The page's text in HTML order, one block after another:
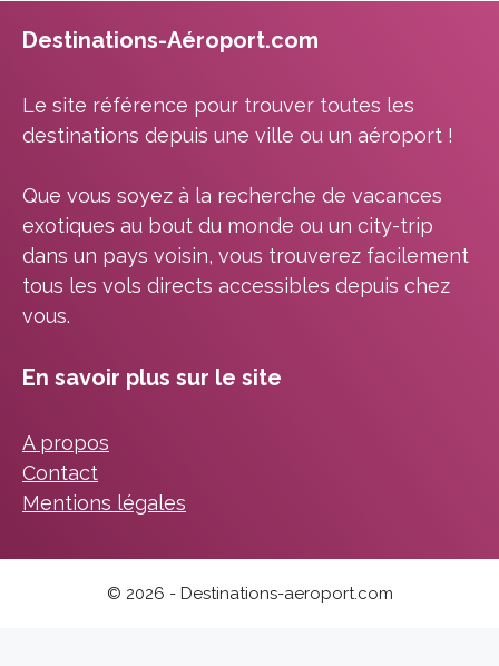
Destinations-Aéroport.com
Le site référence pour trouver toutes les
destinations depuis une ville ou un aéroport !
Que vous soyez à la recherche de vacances
exotiques au bout du monde ou un city-trip
dans un pays voisin, vous trouverez facilement
tous les vols directs accessibles depuis chez
vous.
En savoir plus sur le site
A propos
Contact
Mentions légales
© 2026 - Destinations-aeroport.com